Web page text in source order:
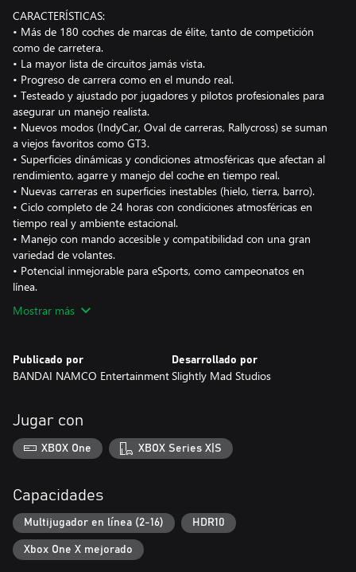
CARACTERÍSTICAS:
• Más de 180 coches de marcas de élite, tanto de competición
como de carretera.
• La mayor lista de circuitos jamás vista.
• Progreso de carrera como en el mundo real.
• Testeado y ajustado por jugadores y pilotos profesionales para
asegurar un manejo realista.
• Nuevos modos (IndyCar, Oval de carreras, Rallycross) se suman
a viejos favoritos como GT3.
• Superficies dinámicas y condiciones atmosféricas que afectan al
rendimiento, agarre y manejo del coche en tiempo real.
• Nuevas carreras en superficies inestables (hielo, tierra, barro).
• Ciclo completo de 24 horas con condiciones atmosféricas en
tiempo real y ambiente estacional.
• Manejo con mando accesible y compatibilidad con una gran
variedad de volantes.
• Potencial inmejorable para eSports, como campeonatos en
línea.
Mostrar más
Publicado por
BANDAI NAMCO Entertainment
Desarrollado por
Slightly Mad Studios
Jugar con
XBOX One XBOX Series X|S
Capacidades
Multijugador en línea (2-16) HDR10
Xbox One X mejorado